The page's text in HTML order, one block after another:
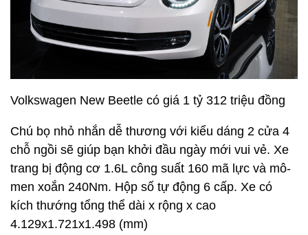
chọn phong cách. Các mẫu xe này hầu hết còn khá
xa lạ với người dùng mang đến sự phá cách và mới